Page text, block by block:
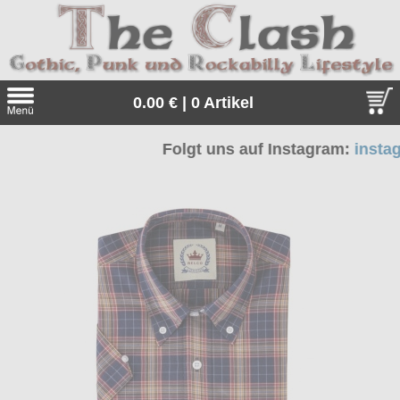
0.00 € | 0 Artikel
Suche
Angebote
Sonderangebote
Geschenketipps
Gratis
Kleidung/Gothic
alle Artikel
Girlblusen
Punkrock
Folgt uns auf Instagram: